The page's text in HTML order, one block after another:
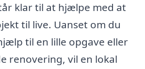
klar til at hjælpe med at
til live. Uanset om du
til en lille opgave eller
renovering, vil en lokal